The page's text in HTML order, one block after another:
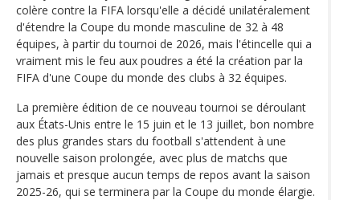
colère contre la FIFA lorsqu'elle a décidé unilatéralement
d'étendre la Coupe du monde masculine de 32 à 48
équipes, à partir du tournoi de 2026, mais l'étincelle qui a
vraiment mis le feu aux poudres a été la création par la
FIFA d'une Coupe du monde des clubs à 32 équipes.
La première édition de ce nouveau tournoi se déroulant
aux États-Unis entre le 15 juin et le 13 juillet, bon nombre
des plus grandes stars du football s'attendent à une
nouvelle saison prolongée, avec plus de matchs que
jamais et presque aucun temps de repos avant la saison
2025-26, qui se terminera par la Coupe du monde élargie.